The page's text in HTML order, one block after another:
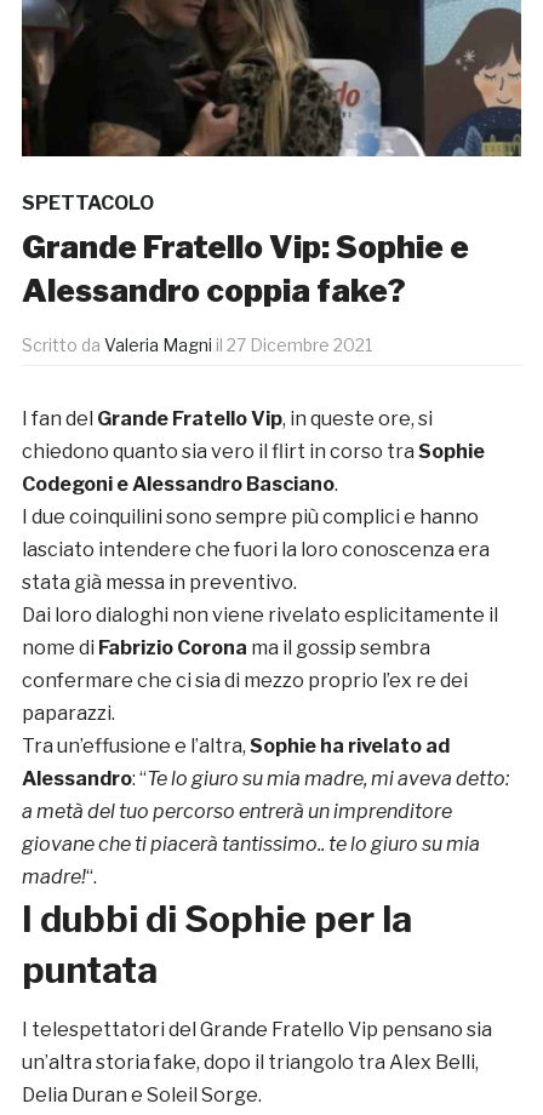
SPETTACOLO
Grande Fratello Vip: Sophie e
Alessandro coppia fake?
Scritto da Valeria Magni il 27 Dicembre 2021
I fan del Grande Fratello Vip, in queste ore, si
chiedono quanto sia vero il flirt in corso tra Sophie
Codegoni e Alessandro Basciano.
I due coinquilini sono sempre più complici e hanno
lasciato intendere che fuori la loro conoscenza era
stata già messa in preventivo.
Dai loro dialoghi non viene rivelato esplicitamente il
nome di Fabrizio Corona ma il gossip sembra
confermare che ci sia di mezzo proprio l’ex re dei
paparazzi.
Tra un’effusione e l’altra, Sophie ha rivelato ad
Alessandro: “Te lo giuro su mia madre, mi aveva detto:
a metà del tuo percorso entrerà un imprenditore
giovane che ti piacerà tantissimo.. te lo giuro su mia
madre!“.
I dubbi di Sophie per la
puntata
I telespettatori del Grande Fratello Vip pensano sia
un’altra storia fake, dopo il triangolo tra Alex Belli,
Delia Duran e Soleil Sorge.